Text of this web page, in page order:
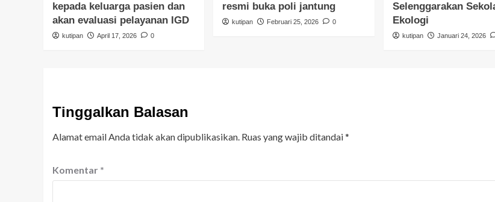
kepada keluarga pasien dan
akan evaluasi pelayanan IGD
kutipan April 17, 2026 0
resmi buka poli jantung
kutipan Februari 25, 2026 0
Selenggarakan
Ekologi
kutipan Januari 24, 2026
Tinggalkan Balasan
Alamat email Anda tidak akan dipublikasikan. Ruas yang wajib ditandai*
Komentar *